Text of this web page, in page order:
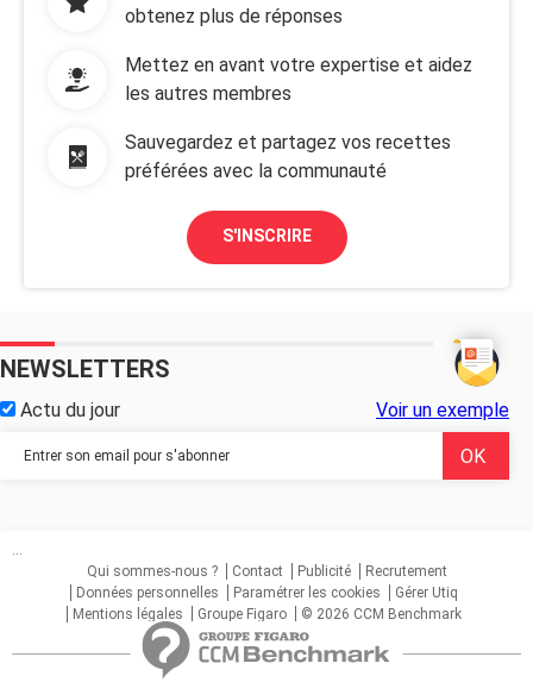
obtenez plus de réponses
Mettez en avant votre expertise et aidez
les autres membres
Sauvegardez et partagez vos recettes
préférées avec la communauté
S'INSCRIRE
NEWSLETTERS
Actu du jour Voir un exemple
...
Qui sommes-nous ?
Contact Publicité
Recrutement
Données personnelles
Paramétrer les cookies
Gérer Utiq
Mentions légales
Groupe Figaro © 2026 CCM Benchmark